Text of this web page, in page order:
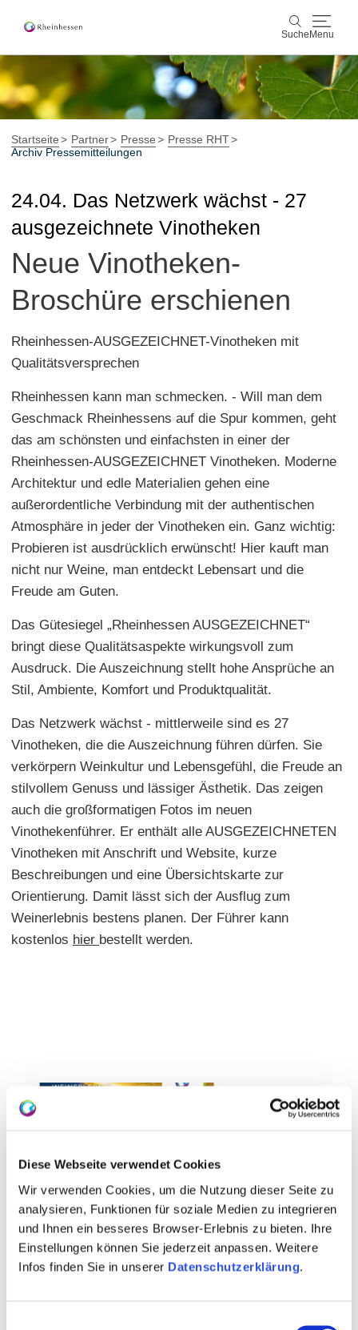
Diese Webseite verwendet Cookies
Wir verwenden Cookies, um die Nutzung dieser Seite zu
analysieren, Funktionen für soziale Medien zu integrieren
und Ihnen ein besseres Browser-Erlebnis zu bieten. Ihre
Einstellungen können Sie jederzeit anpassen. Weitere
Infos finden Sie in unserer Datenschutzerklärung.
Suche Menu
Suche
Wein & Genuss
Aktiv & Natur
Buchung & Service
Shop Rheinhessen-Blog Karte
Startseite Partner Presse
Presse RHT
Archiv Pressemitteilungen
24.04. Das Netzwerk wächst - 27
ausgezeichnete Vinotheken
Neue Vinotheken-
Broschüre erschienen
Rheinhessen-AUSGEZEICHNET-Vinotheken mit
Qualitätsversprechen
Rheinhessen kann man schmecken. - Will man dem
Geschmack Rheinhessens auf die Spur kommen, geht
das am schönsten und einfachsten in einer der
Rheinhessen-AUSGEZEICHNET Vinotheken. Moderne
Architektur und edle Materialien gehen eine
außerordentliche Verbindung mit der authentischen
Atmosphäre in jeder der Vinotheken ein. Ganz wichtig:
Probieren ist ausdrücklich erwünscht! Hier kauft man
nicht nur Weine, man entdeckt Lebensart und die
Freude am Guten.
Das Gütesiegel „Rheinhessen AUSGEZEICHNET“
bringt diese Qualitätsaspekte wirkungsvoll zum
Ausdruck. Die Auszeichnung stellt hohe Ansprüche an
Stil, Ambiente, Komfort und Produktqualität.
Das Netzwerk wächst - mittlerweile sind es 27
Vinotheken, die die Auszeichnung führen dürfen. Sie
verkörpern Weinkultur und Lebensgefühl, die Freude an
stilvollem Genuss und lässiger Ästhetik. Das zeigen
auch die großformatigen Fotos im neuen
Vinothekenführer. Er enthält alle AUSGEZEICHNETEN
Vinotheken mit Anschrift und Website, kurze
Beschreibungen und eine Übersichtskarte zur
Orientierung. Damit lässt sich der Ausflug zum
Weinerlebnis bestens planen. Der Führer kann
kostenlos hier bestellt werden.